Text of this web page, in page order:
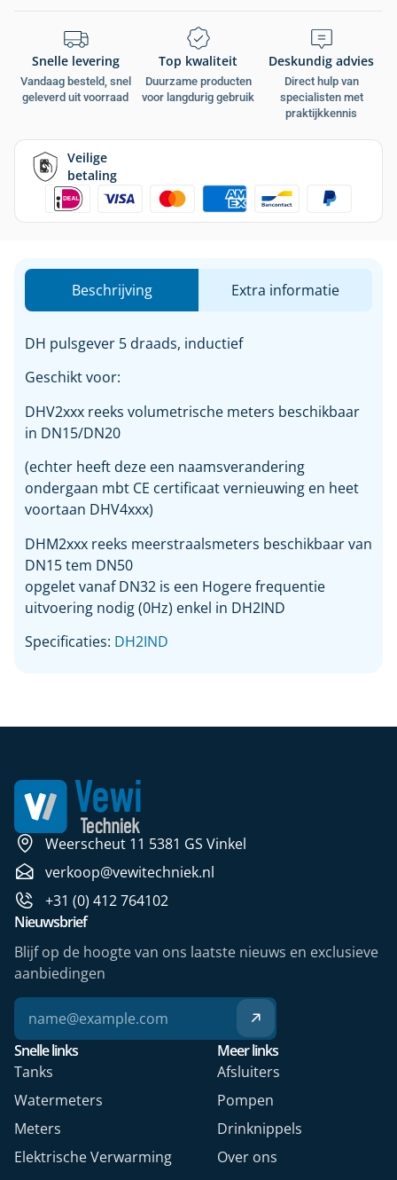
Snelle levering
Vandaag besteld, snel
geleverd uit voorraad
Top kwaliteit
Duurzame producten
voor langdurig gebruik
Deskundig advies
Direct hulp van
specialisten met
praktijkkennis
Veilige
betaling
Beschrijving Extra informatie
DH pulsgever 5 draads, inductief
Geschikt voor:
DHV2xxx reeks volumetrische meters beschikbaar
in DN15/DN20
(echter heeft deze een naamsverandering
ondergaan mbt CE certificaat vernieuwing en heet
voortaan DHV4xxx)
DHM2xxx reeks meerstraalsmeters beschikbaar van
DN15 tem DN50
opgelet vanaf DN32 is een Hogere frequentie
uitvoering nodig (0Hz) enkel in DH2IND
Specificaties: DH2IND
Weerscheut 11 5381 GS Vinkel
verkoop@vewitechniek.nl
+31 (0) 412 764102
Snelle links
Tanks
Watermeters
Meters
Elektrische Verwarming
Meer links
Afsluiters
Pompen
Drinknippels
Over ons
Nieuwsbrief
Blijf op de hoogte van ons laatste nieuws en exclusieve
aanbiedingen